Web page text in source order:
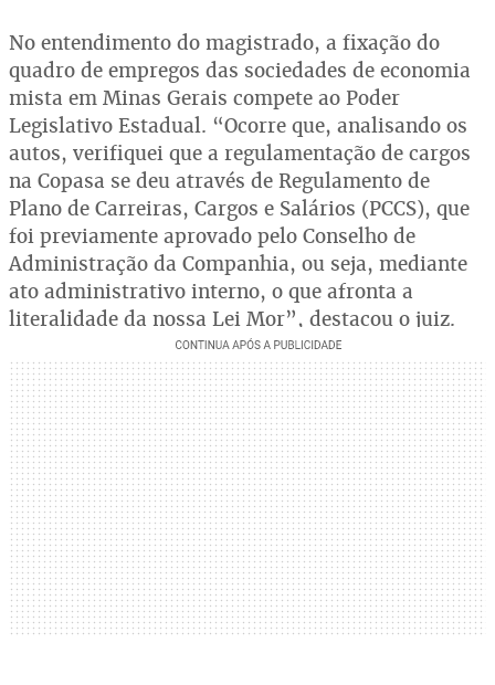
No entendimento do magistrado, a fixação do
quadro de empregos das sociedades de economia
mista em Minas Gerais compete ao Poder
Legislativo Estadual. “Ocorre que, analisando os
autos, verifiquei que a regulamentação de cargos
na Copasa se deu através de Regulamento de
Plano de Carreiras, Cargos e Salários (PCCS), que
foi previamente aprovado pelo Conselho de
Administração da Companhia, ou seja, mediante
ato administrativo interno, o que afronta a
literalidade da nossa Lei Mor”, destacou o juiz.